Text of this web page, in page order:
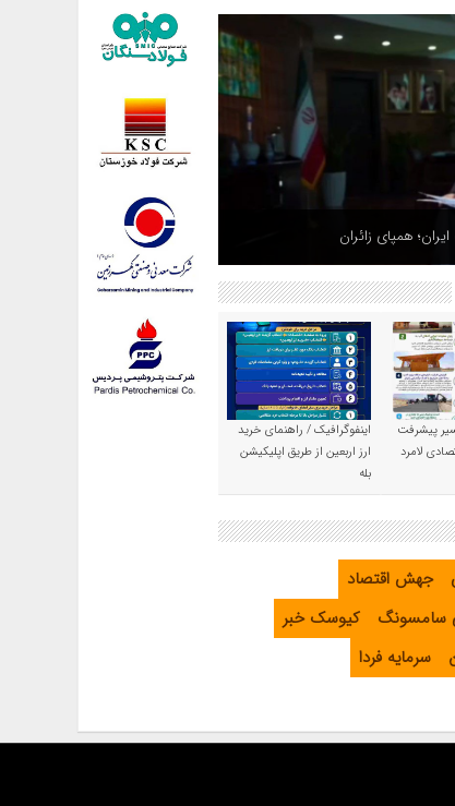
همپای زائران
مقر تروریست‌ها در شمال عراق؛
در اربیل و سلیمانیه + ویدئو
پیشرفت
لامرد
اینفوگرافیک / راهنمای خرید
ارز اربعین از طریق اپلیکیشن
بله
جهش اقتصاد
سامسونگ
کیوسک خبر
سرمایه فردا